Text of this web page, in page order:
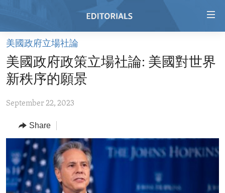
Skip
main
content
to
Navigation
Skip
Search
HOME
VIDEO
REGIONS
AFRICA
AMERICAS
ASIA
EUROPE
TOPICS
HUMAN RIGHTS
SECURITY AND DEFENSE
AID AND DEVELOPMENT
ARCHIVE
ABOUT US
FOLLOW US
美國政府立場社論
美國政府政策立場社論: 美國對世界
新秩序的願景
September 22, 2023
Share